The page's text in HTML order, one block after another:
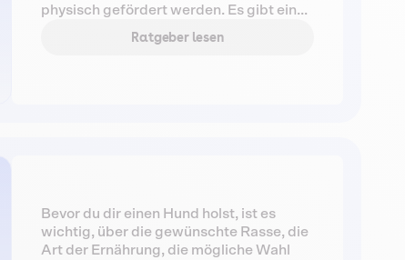
physisch gefördert werden. Es gibt eine
einfachen täglichen Spaziergängen bis
Ratgeber lesen
Bevor du dir einen Hund holst, ist es
wichtig, über die gewünschte Rasse, die
Art der Ernährung, die mögliche Wahl